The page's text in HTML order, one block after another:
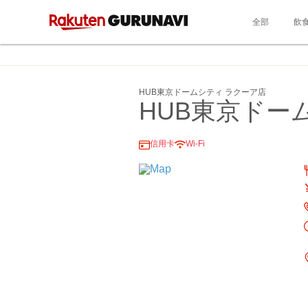
全部 飲
HUB東京ドームシティ ラクーア店
HUB東京ドー
信用卡 Wi-Fi